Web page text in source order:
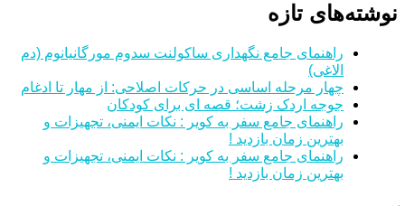
نوشته‌های تازه
راهنمای جامع نگهداری ساکولنت سدوم مورگانیانوم (دم
الاغی)
چهار مرحله اساسی در حرکات اصلاحی: از مهار تا ادغام
جوجه اردک زشت؛ قصه ای برای کودکان
راهنمای جامع سفر به کویر : نکات ایمنی، تجهیزات و
بهترین زمان بازدید !
راهنمای جامع سفر به کویر : نکات ایمنی، تجهیزات و
بهترین زمان بازدید !